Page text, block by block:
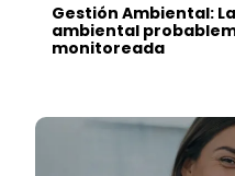
Gestión Ambiental:
ambiental
monitoreada